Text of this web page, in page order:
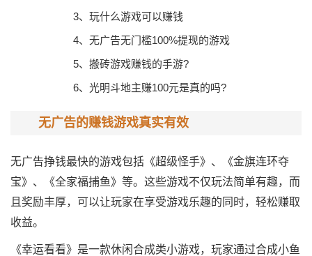
3、 玩什么游戏可以赚钱
4、 无广告无门槛100%提现的游戏
5、 搬砖游戏赚钱的手游?
6、 光明斗地主赚100元是真的吗?
无广告的赚钱游戏真实有效
无广告挣钱最快的游戏包括《超级怪手》、《金旗连环夺
宝》、《全家福捕鱼》等。这些游戏不仅玩法简单有趣，而
且奖励丰厚，可以让玩家在享受游戏乐趣的同时，轻松赚取
收益。
《幸运看看》是一款休闲合成类小游戏，玩家通过合成小鱼